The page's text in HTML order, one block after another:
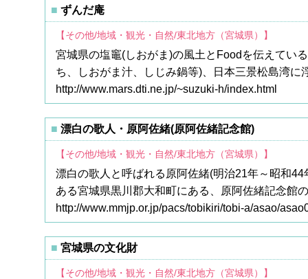
ずんだ庵
【その他/地域・観光・自然/東北地方（宮城県）】
宮城県の塩竈(しおがま)の風土とFoodを伝えてい
ち、しおがま汁、しじみ鍋等)、日本三景松島湾
http://www.mars.dti.ne.jp/~suzuki-h/index.html
漂白の歌人・原阿佐緒(原阿佐緒記念館)
【その他/地域・観光・自然/東北地方（宮城県）】
漂白の歌人と呼ばれる原阿佐緒(明治21年～昭和
ある宮城県黒川郡大和町にある、原阿佐緒記念館
http://www.mmjp.or.jp/pacs/tobikiri/tobi-a/asao/
宮城県の文化財
【その他/地域・観光・自然/東北地方（宮城県）】